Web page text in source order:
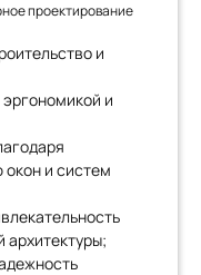
проектирование
и
и
и систем
архитектуры;